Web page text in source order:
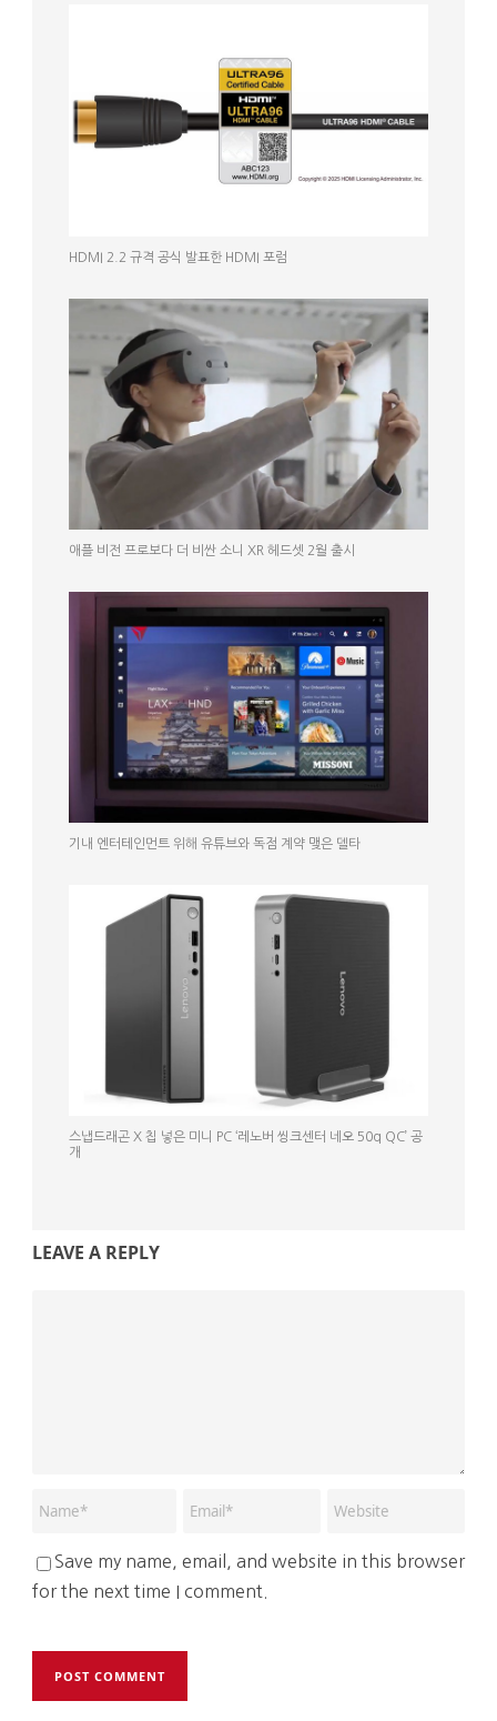
HDMI 2.2 규격 공식 발표한 HDMI 포럼
애플 비전 프로보다 더 비싼 소니 XR 헤드셋 2월 출시
기내 엔터테인먼트 위해 유튜브와 독점 계약 맺은 델타
스냅드래곤 X 칩 넣은 미니 PC ‘레노버 씽크센터 네오 50q QC’ 공
개
LEAVE A REPLY
Save my name, email, and website in this browser
for the next time I comment.